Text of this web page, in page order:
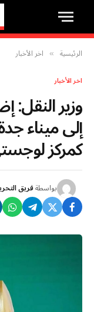
الرئيسية » اخر الأخبار
اخر الأخبار
إلى ميناء
كمركز
بواسطةفريق